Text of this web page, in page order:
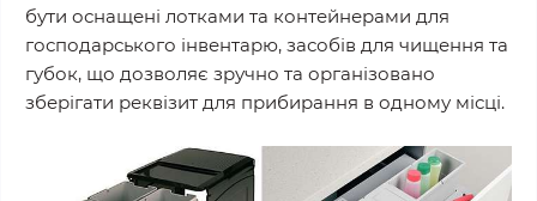
бути оснащені лотками та контейнерами для
господарського інвентарю, засобів для чищення та
губок, що дозволяє зручно та організовано
зберігати реквізит для прибирання в одному місці.